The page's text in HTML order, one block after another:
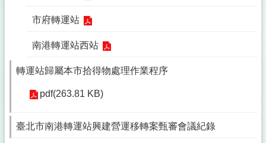
市府轉運站
南港轉運站西站
轉運站歸屬本市拾得物處理作業程序
pdf(263.81 KB)
臺北市南港轉運站興建營運移轉案甄審會議紀錄